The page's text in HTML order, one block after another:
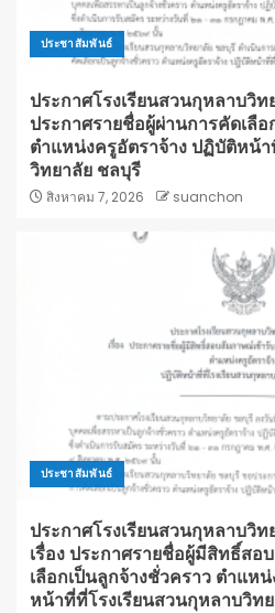
ประชาสัมพันธ์
ประกาศโรงเรียนสวนกุหลาบวิท
ประกาศรายชื่อผู้ผ่านการคัดเลือ
ตำแหน่งครูอัตราจ้าง ปฏิบัติหน้
วิทยาลัย ชลบุรี
สิงหาคม 7, 2026 suanchon
ประชาสัมพันธ์
ประกาศโรงเรียนสวนกุหลาบวิท
เรื่อง ประกาศรายชื่อผู้มีสิทธิ์ส
เลือกเป็นลูกจ้างชั่วคราว ตำแห
หน้าที่ที่โรงเรียนสวนกุหลาบวิท